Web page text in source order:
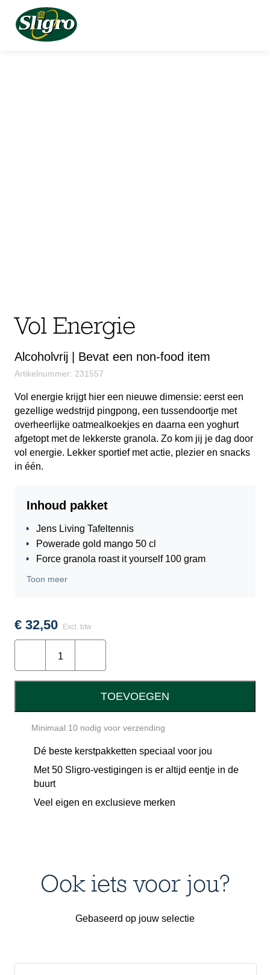
Vol Energie
Alcoholvrij | Bevat een non-food item
Artikelnummer: 231557
Vol energie krijgt hier een nieuwe dimensie: eerst een
gezellige wedstrijd pingpong, een tussendoortje met
overheerlijke oatmealkoekjes en daarna een yoghurt
afgetopt met de lekkerste granola. Zo kom jij je dag door
vol energie. Lekker sportief met actie, plezier en snacks
in één.
Inhoud pakket
Jens Living Tafeltennis
Powerade gold mango 50 cl
Force granola roast it yourself 100 gram
Doritos sweet chili 455 gram
Snack a Jacks caramel 140 gram
Sligro kwaliteitsgarantiekaart
Voordeelvouchers
Toon meer
€ 32,50 Excl. btw
aantal
TOEVOEGEN
Minimaal 10 nodig voor verzending
Dé beste kerstpakketten speciaal voor jou
Met 50 Sligro-vestigingen is er altijd eentje in de
buurt
Veel eigen en exclusieve merken
Ook iets voor jou?
Gebaseerd op jouw selectie